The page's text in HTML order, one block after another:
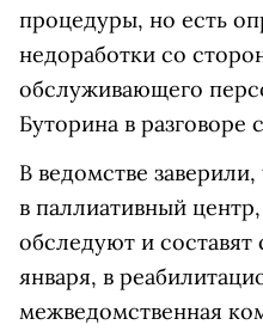
процедуры, но есть
недоработки со
обслуживающего
Буторина в разговоре
В ведомстве
в паллиативный
обследуют и составят
января, в
межведомственная